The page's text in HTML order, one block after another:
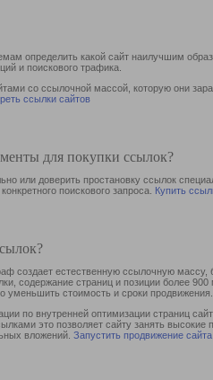
определить какой сайт наилучшим
и поискового трафика.
со ссылочной массой, которую они
ссылки сайтов
для покупки ссылок?
или доверить простановку ссылок
поискового запроса. Купить
создает естественную ссылочную
содержание страниц и позиции более
уменьшить стоимость и сроки продвижения.
по внутренней оптимизации страниц
это позволяет сайту занять
вложений. Запустить продвижение сайта